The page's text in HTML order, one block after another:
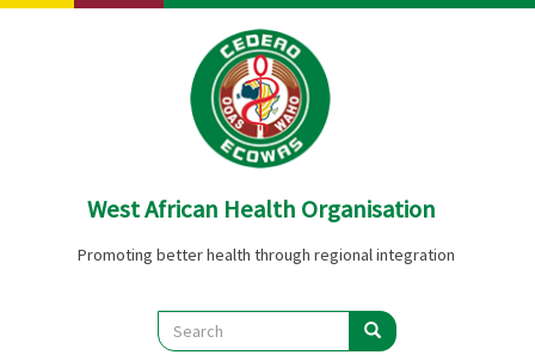
Skip
West African Health Organisation
Promoting better health through regional integration
Search
Search Search